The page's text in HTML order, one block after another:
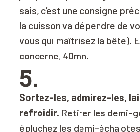
sais, c’est une consigne
la cuisson va dépendre de
vous qui maîtrisez la bête).
concerne, 40mn.
5.
Sortez-les, admirez-les,
refroidir. Retirer les demi-
épluchez les demi-